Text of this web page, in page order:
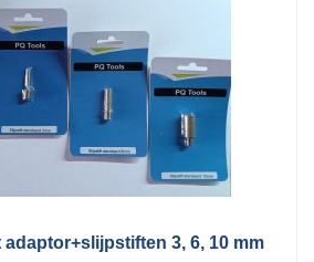
3, 6, 10 mm